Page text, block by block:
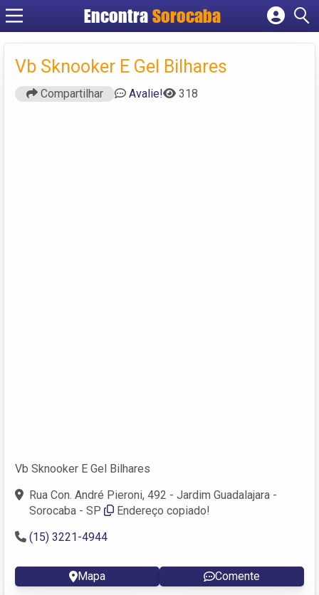
EncontraSorocaba
Cadastrar empresa
Criar conta
Vb Sknooker E Gel Bilhares
Compartilhar Avalie! 318
Vb Sknooker E Gel Bilhares
Rua Con. André Pieroni, 492 - Jardim Guadalajara -
Sorocaba - SP
Endereço copiado!
(15) 3221-4944
Mapa Comente